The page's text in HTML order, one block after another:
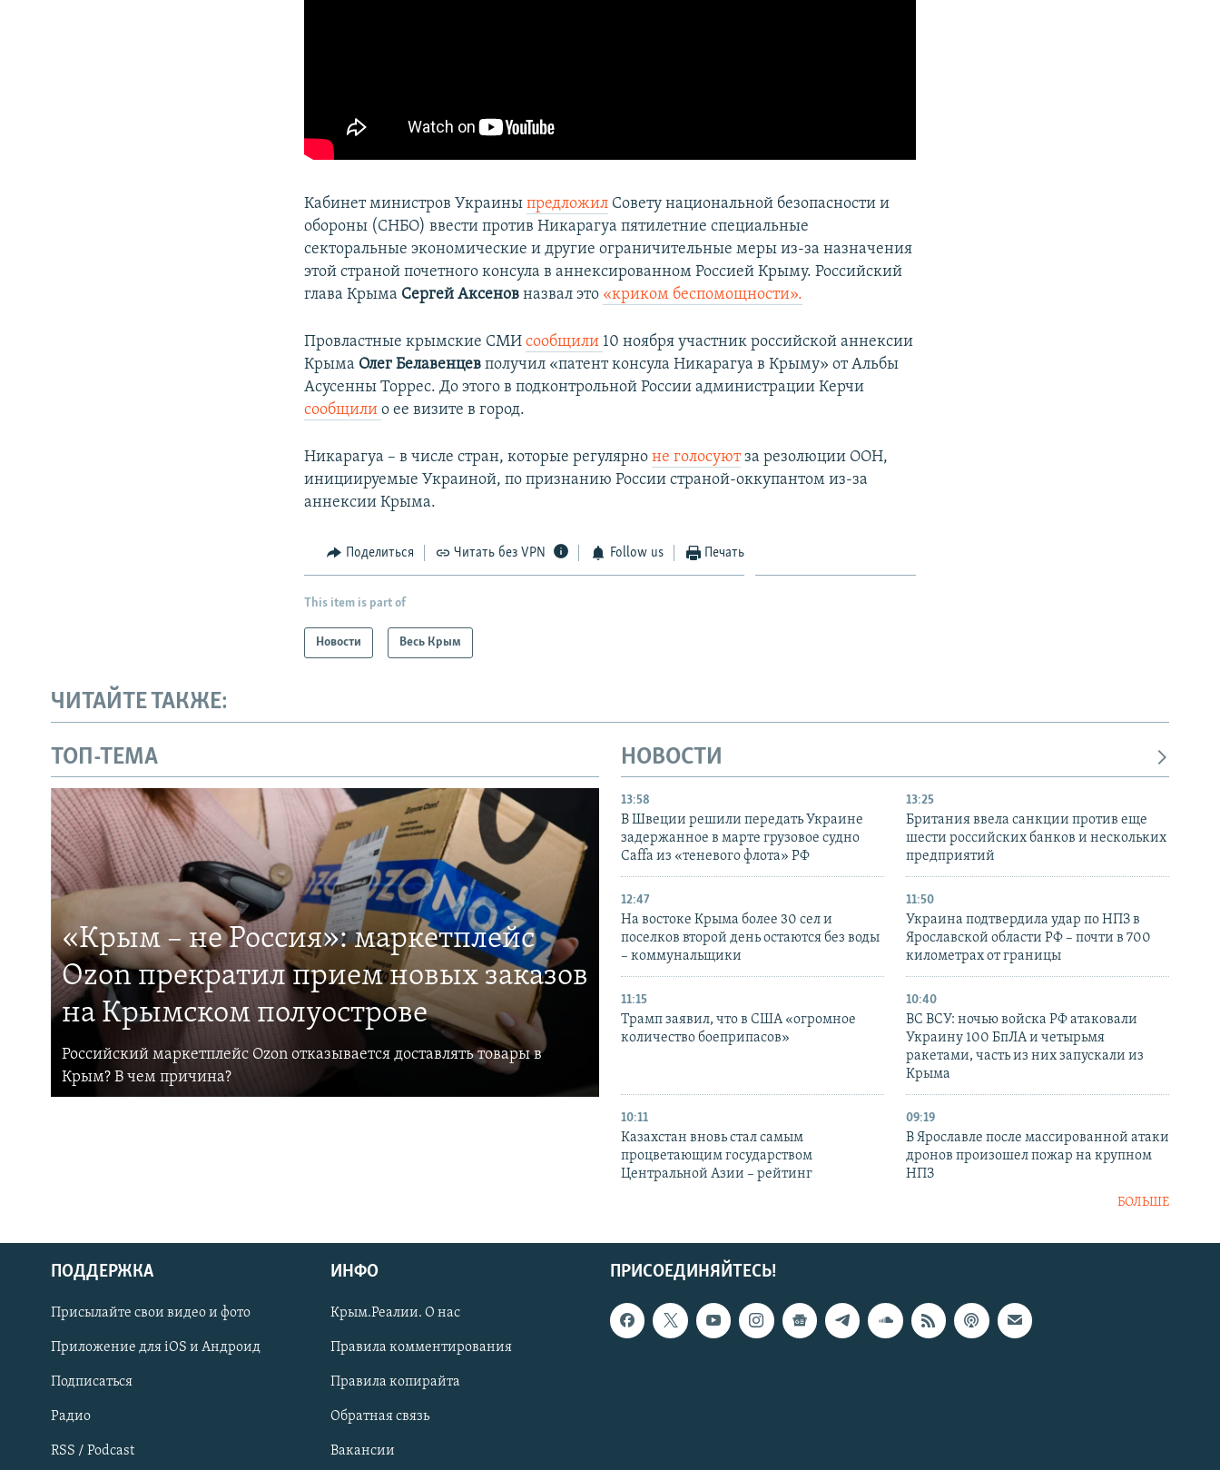
Українською
Qırımtatar
ПРИСОЕДИНЯЙТЕСЬ!
Кабинет министров Украиныпредложил Совету национальной безопасности и
обороны (СНБО) ввести против Никарагуа пятилетние специальные
секторальные экономические и другие ограничительные меры из-за назначения
этой страной почетного консула в аннексированном Россией Крыму. Российский
глава Крыма Сергей Аксенов назвал это «криком беспомощности».
Провластные крымские СМИсообщили 10 ноября участник российской аннексии
Крыма Олег Белавенцев получил «патент консула Никарагуа в Крыму» от Альбы
Асусенны Торрес. До этого в подконтрольной России администрации Керчи
сообщилио ее визите в город.
Никарагуа – в числе стран, которые регулярноне голосуютза резолюции ООН,
инициируемые Украиной, по признанию России страной-оккупантом из-за
аннексии Крыма.
Поделиться Читать без VPN Follow us Печать
This item is part of
Новости Весь Крым
ЧИТАЙТЕ ТАКЖЕ:
ТОП-ТЕМА
«Крым – не Россия»: маркетплейс
Ozon прекратил прием новых заказов
на Крымском полуострове
Российский маркетплейс Ozon отказывается доставлять товары в
Крым? В чем причина?
НОВОСТИ
13:58
В Швеции решили передать Украине
задержанное в марте грузовое судно
Caffa из «теневого флота» РФ
13:25
Британия ввела санкции против еще
шести российских банков и нескольких
предприятий
12:47
На востоке Крыма более 30 сел и
поселков второй день остаются без воды
– коммунальщики
11:50
Украина подтвердила удар по НПЗ в
Ярославской области РФ – почти в 700
километрах от границы
11:15
Трамп заявил, что в США «огромное
количество боеприпасов»
10:40
ВС ВСУ: ночью войска РФ атаковали
Украину 100 БпЛА и четырьмя
ракетами, часть из них запускали из
Крыма
10:11
Казахстан вновь стал самым
процветающим государством
Центральной Азии – рейтинг
09:19
В Ярославле после массированной атаки
дронов произошел пожар на крупном
НПЗ
БОЛЬШЕ
ПРИСОЕДИНЯЙТЕСЬ!
ПОДДЕРЖКА
Присылайте свои видео и фото
Приложение для iOS и Андроид
Подписаться
Радио
RSS / Podcast
ИНФО
Крым.Реалии. О нас
Правила комментирования
Правила копирайта
Обратная связь
Вакансии